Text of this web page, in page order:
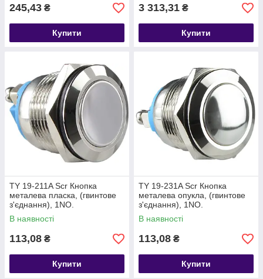
245,43 ₴
Купити
3 313,31 ₴
Купити
TY 19-211A Scr Кнопка
металева пласка, (гвинтове
з'єднання), 1NO.
В наявності
113,08 ₴
Купити
TY 19-231A Scr Кнопка
металева опукла, (гвинтове
з'єднання), 1NO.
В наявності
113,08 ₴
Купити